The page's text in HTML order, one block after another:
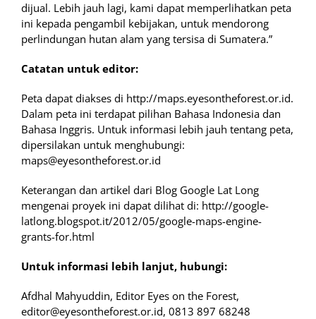
dijual. Lebih jauh lagi, kami dapat memperlihatkan peta
ini kepada pengambil kebijakan, untuk mendorong
perlindungan hutan alam yang tersisa di Sumatera.”
Catatan untuk editor:
Peta dapat diakses di http://maps.eyesontheforest.or.id.
Dalam peta ini terdapat pilihan Bahasa Indonesia dan
Bahasa Inggris. Untuk informasi lebih jauh tentang peta,
dipersilakan untuk menghubungi:
maps@eyesontheforest.or.id
Keterangan dan artikel dari Blog Google Lat Long
mengenai proyek ini dapat dilihat di: http://google-
latlong.blogspot.it/2012/05/google-maps-engine-
grants-for.html
Untuk informasi lebih lanjut, hubungi:
Afdhal Mahyuddin, Editor Eyes on the Forest,
editor@eyesontheforest.or.id, 0813 897 68248